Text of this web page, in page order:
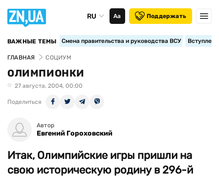
RU Аа Поддержать
ВАЖНЫЕ ТЕМЫ Смена правительства и руководства ВСУ
ГЛАВНАЯ СОЦИУМ
ОЛИМПИОНКИ
27 августа, 2004, 00:00
Поделиться
Автор
Евгений Гороховский
Итак, Олимпийские игры пришли на
свою историческую родину в 296-й